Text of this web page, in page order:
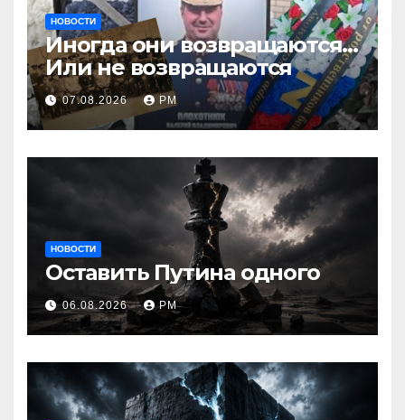
НОВОСТИ
Иногда они возвращаются…
Или не возвращаются
07.08.2026 РМ
НОВОСТИ
Оставить Путина одного
06.08.2026 РМ